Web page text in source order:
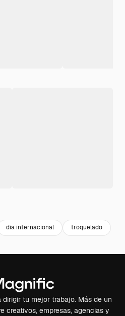
dia internacional troquelado
tu mejor trabajo. Más de un
creativos, empresas, agencias y